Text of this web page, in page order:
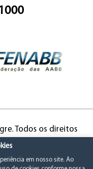
Todos os direitos
em nosso site. Ao